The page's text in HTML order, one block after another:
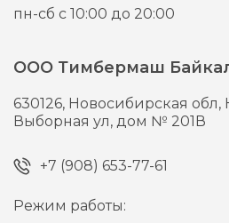
пн-сб с 10:00 до 20:00
ООО Тимбермаш
630126, Новосибирская обл,
Выборная ул, дом № 201В
+7 (908) 653-77-61
Режим работы: